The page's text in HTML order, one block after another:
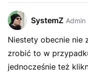
SystemZ Admin
Niestety obecnie nie
zrobić to w
jednocześnie też